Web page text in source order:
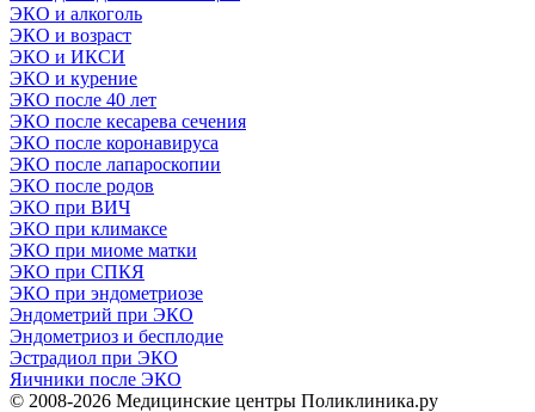
ЭКО и алкоголь
ЭКО и возраст
ЭКО и ИКСИ
ЭКО и курение
ЭКО после 40 лет
ЭКО после кесарева сечения
ЭКО после коронавируса
ЭКО после лапароскопии
ЭКО после родов
ЭКО при ВИЧ
ЭКО при климаксе
ЭКО при миоме матки
ЭКО при СПКЯ
ЭКО при эндометриозе
Эндометрий при ЭКО
Эндометриоз и бесплодие
Эстрадиол при ЭКО
Яичники после ЭКО
© 2008-2026 Медицинские центры Поликлиника.ру